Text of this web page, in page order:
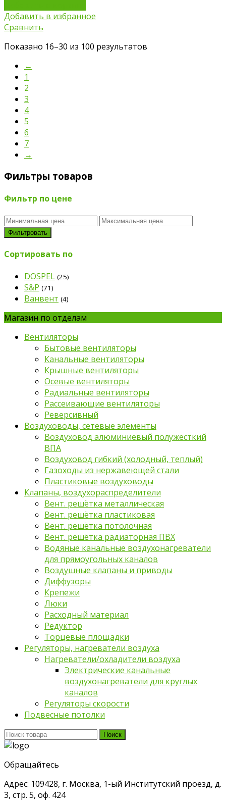
Добавить в избранное
Сравнить
Показано 16–30 из 100 результатов
←
1
2
3
4
5
6
7
→
Фильтры товаров
Фильтр по цене
Фильтровать
Сортировать по
DOSPEL (25)
S&P (71)
Ванвент (4)
Магазин по отделам
Вентиляторы
Бытовые вентиляторы
Канальные вентиляторы
Крышные вентиляторы
Осевые вентиляторы
Радиальные вентиляторы
Рассеивающие вентиляторы
Реверсивный
Воздуховоды, сетевые элементы
Воздуховод алюминиевый полужесткий
ВПА
Воздуховод гибкий (холодный, теплый)
Газоходы из нержавеющей стали
Пластиковые воздуховоды
Клапаны, воздухораспределители
Вент. решётка металлическая
Вент. решётка пластиковая
Вент. решётка потолочная
Вент. решётка радиаторная ПВХ
Водяные канальные воздухонагреватели
для прямоугольных каналов
Воздушные клапаны и приводы
Диффузоры
Крепежи
Люки
Расходный материал
Редуктор
Торцевые площадки
Регуляторы, нагреватели воздуха
Нагреватели/охладители воздуха
Электрические канальные
воздухонагреватели для круглых
каналов
Регуляторы скорости
Подвесные потолки
Поиск
для:
Поиск
Обращайтесь
Адрес: 109428, г. Москва, 1-ый Институтский проезд, д.
3, стр. 5, оф. 424